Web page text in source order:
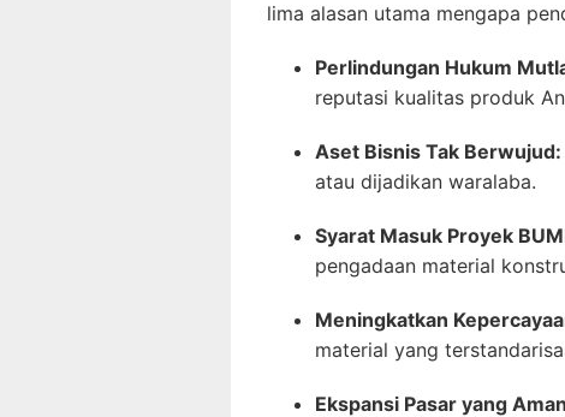
lima alasan utama mengapa
Perlindungan Hukum
reputasi kualitas produk
Aset Bisnis Tak Berwujud:
atau dijadikan waralaba.
Syarat Masuk Proyek
pengadaan material
Meningkatkan
material yang
Ekspansi Pasar yang